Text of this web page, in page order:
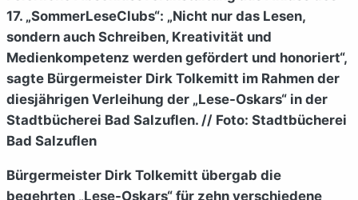
17. „SommerLeseClubs“: „Nicht nur das Lesen,
sondern auch Schreiben, Kreativität und
Medienkompetenz werden gefördert und honoriert“,
sagte Bürgermeister Dirk Tolkemitt im Rahmen der
diesjährigen Verleihung der „Lese-Oskars“ in der
Stadtbücherei Bad Salzuflen. // Foto: Stadtbücherei
Bad Salzuflen
Bürgermeister Dirk Tolkemitt übergab die
begehrten „Lese-Oskars“ für zehn verschiedene